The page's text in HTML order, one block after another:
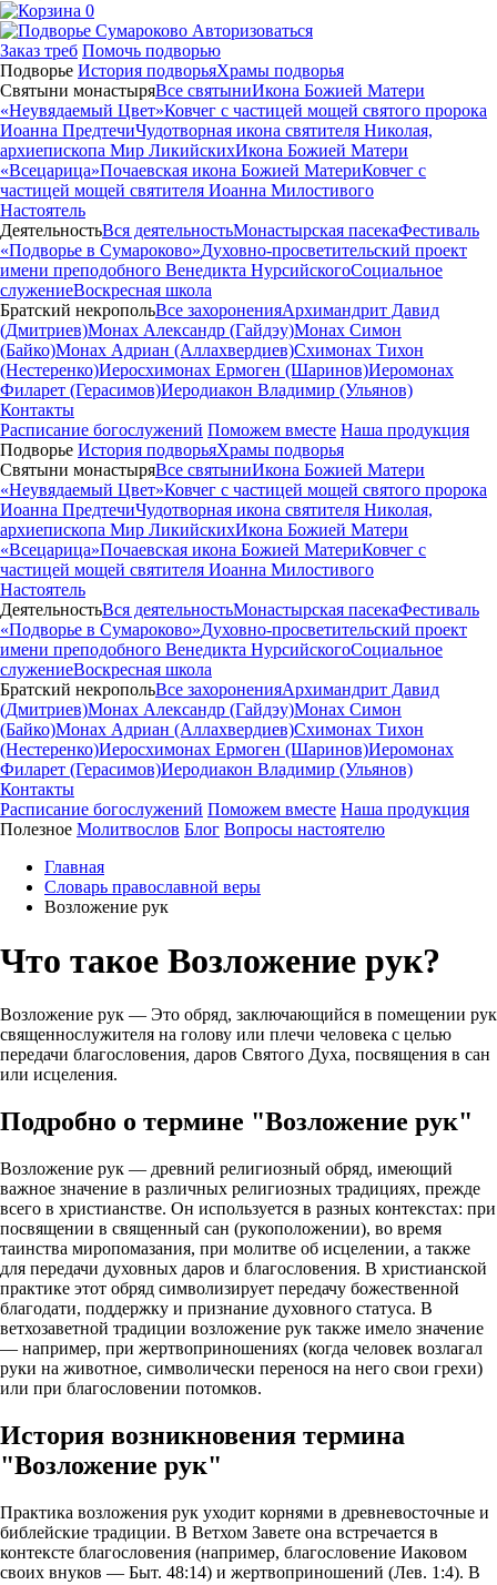
0
Авторизоваться
Заказ треб Помочь подворью
Подворье История подворьяХрамы подворья
Святыни монастыряВсе святыниИкона Божией Матери
«Неувядаемый Цвет»Ковчег с частицей мощей святого пророка
Иоанна ПредтечиЧудотворная икона святителя Николая,
архиепископа Мир ЛикийскихИкона Божией Матери
«Всецарица»Почаевская икона Божией МатериКовчег с
частицей мощей святителя Иоанна Милостивого
Настоятель
ДеятельностьВся деятельностьМонастырская пасекаФестиваль
«Подворье в Сумароково»Духовно-просветительский проект
имени преподобного Венедикта НурсийскогоСоциальное
служениеВоскресная школа
Братский некропольВсе захороненияАрхимандрит Давид
(Дмитриев)Монах Александр (Гайдэу)Монах Симон
(Байко)Монах Адриан (Аллахвердиев)Схимонах Тихон
(Нестеренко)Иеросхимонах Ермоген (Шаринов)Иеромонах
Филарет (Герасимов)Иеродиакон Владимир (Ульянов)
Контакты
Расписание богослужений Поможем вместе Наша продукция
Подворье История подворьяХрамы подворья
Святыни монастыряВсе святыниИкона Божией Матери
«Неувядаемый Цвет»Ковчег с частицей мощей святого пророка
Иоанна ПредтечиЧудотворная икона святителя Николая,
архиепископа Мир ЛикийскихИкона Божией Матери
«Всецарица»Почаевская икона Божией МатериКовчег с
частицей мощей святителя Иоанна Милостивого
Настоятель
ДеятельностьВся деятельностьМонастырская пасекаФестиваль
«Подворье в Сумароково»Духовно-просветительский проект
имени преподобного Венедикта НурсийскогоСоциальное
служениеВоскресная школа
Братский некропольВсе захороненияАрхимандрит Давид
(Дмитриев)Монах Александр (Гайдэу)Монах Симон
(Байко)Монах Адриан (Аллахвердиев)Схимонах Тихон
(Нестеренко)Иеросхимонах Ермоген (Шаринов)Иеромонах
Филарет (Герасимов)Иеродиакон Владимир (Ульянов)
Контакты
Расписание богослужений Поможем вместе Наша продукция
Полезное Молитвослов Блог Вопросы настоятелю
Главная
Словарь православной веры
Возложение рук
Что такое Возложение рук?
Возложение рук — Это обряд, заключающийся в помещении рук
священнослужителя на голову или плечи человека с целью
передачи благословения, даров Святого Духа, посвящения в сан
или исцеления.
Подробно о термине "Возложение рук"
Возложение рук — древний религиозный обряд, имеющий
важное значение в различных религиозных традициях, прежде
всего в христианстве. Он используется в разных контекстах: при
посвящении в священный сан (рукоположении), во время
таинства миропомазания, при молитве об исцелении, а также
для передачи духовных даров и благословения. В христианской
практике этот обряд символизирует передачу божественной
благодати, поддержку и признание духовного статуса. В
ветхозаветной традиции возложение рук также имело значение
— например, при жертвоприношениях (когда человек возлагал
руки на животное, символически перенося на него свои грехи)
или при благословении потомков.
История возникновения термина
"Возложение рук"
Практика возложения рук уходит корнями в древневосточные и
библейские традиции. В Ветхом Завете она встречается в
контексте благословения (например, благословение Иаковом
своих внуков — Быт. 48:14) и жертвоприношений (Лев. 1:4). В